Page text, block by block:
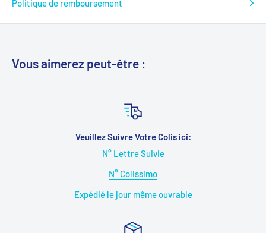
Politique de remboursement
Vous aimerez peut-être :
Veuillez Suivre Votre Colis ici:
N° Lettre Suivie
N° Colissimo
Expédié le jour même ouvrable